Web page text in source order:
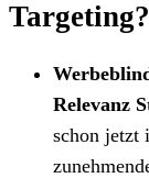
Targeting?
Relevanz
schon jetzt